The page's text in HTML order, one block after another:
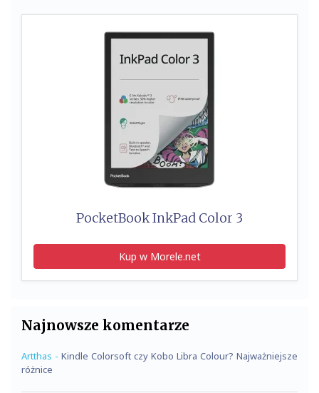
PocketBook InkPad Color 3
Kup w Morele.net
Najnowsze komentarze
Artthas - Kindle Colorsoft czy Kobo Libra Colour? Najważniejsze
różnice